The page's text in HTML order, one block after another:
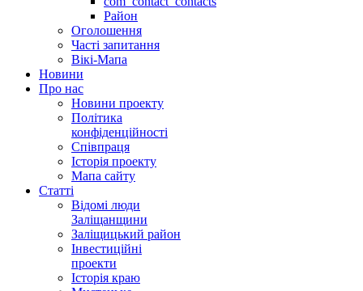
Район
Оголошення
Часті запитання
Вікі-Мапа
Новини
Про нас
Новини проекту
Політика
конфіденційності
Співпраця
Історія проекту
Мапа сайту
Статті
Відомі люди
Заліщанщини
Заліщицький район
Інвестиційні
проекти
Історія краю